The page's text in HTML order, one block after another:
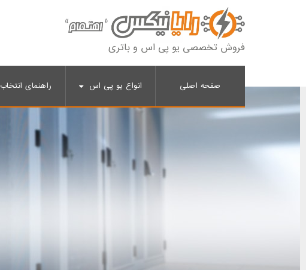
فروش تخصصی یو پی اس و باتری
صفحه اصلی انواع یو پی اس راهنمای انتخاب